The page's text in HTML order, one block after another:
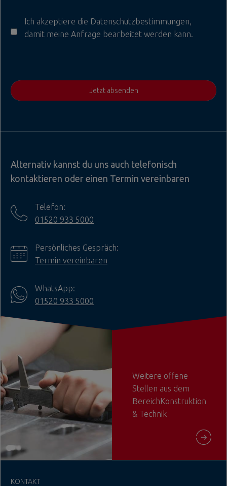
Ich akzeptiere die Datenschutzbestimmungen,
damit meine Anfrage bearbeitet werden kann.
Jetzt absenden
Alternativ kannst du uns auch telefonisch
kontaktieren oder einen Termin vereinbaren
Telefon:
01520 933 5000
Persönliches Gespräch:
Termin vereinbaren
WhatsApp:
01520 933 5000
Weitere offene
Stellen aus dem
BereichKonstruktion
& Technik
KONTAKT